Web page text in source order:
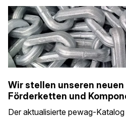
Wir stellen unseren
Förderketten und
Der aktualisierte pewag-